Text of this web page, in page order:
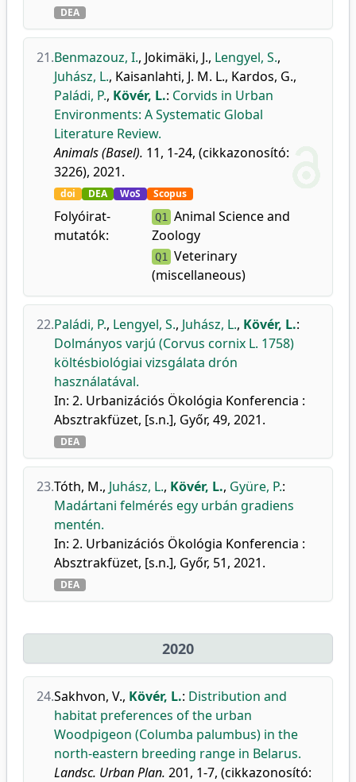
DEA
21.Benmazouz, I., Jokimäki, J., Lengyel, S.,
Juhász, L., Kaisanlahti, J. M. L., Kardos, G.,
Paládi, P., Kövér, L.: Corvids in Urban
Environments: A Systematic Global
Literature Review.
Animals (Basel). 11, 1-24, (cikkazonosító:
3226), 2021.
doi DEA WoS Scopus
Folyóirat-
mutatók:
Q1
Animal Science and
Zoology
Q1
Veterinary
(miscellaneous)
22.Paládi, P., Lengyel, S., Juhász, L., Kövér, L.:
Dolmányos varjú (Corvus cornix L. 1758)
költésbiológiai vizsgálata drón
használatával.
In: 2. Urbanizációs Ökológia Konferencia :
Absztrakfüzet, [s.n.], Győr, 49, 2021.
DEA
23.Tóth, M., Juhász, L., Kövér, L., Gyüre, P.:
Madártani felmérés egy urbán gradiens
mentén.
In: 2. Urbanizációs Ökológia Konferencia :
Absztrakfüzet, [s.n.], Győr, 51, 2021.
DEA
2020
24.Sakhvon, V., Kövér, L.: Distribution and
habitat preferences of the urban
Woodpigeon (Columba palumbus) in the
north-eastern breeding range in Belarus.
Landsc. Urban Plan. 201, 1-7, (cikkazonosító: